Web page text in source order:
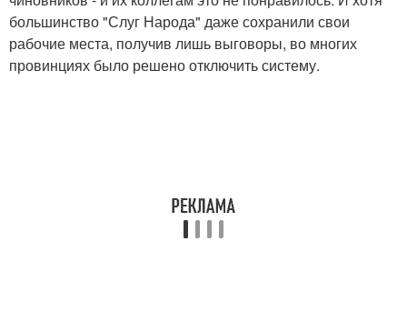
большинство "Слуг Народа" даже сохранили свои
рабочие места, получив лишь выговоры, во многих
провинциях было решено отключить систему.